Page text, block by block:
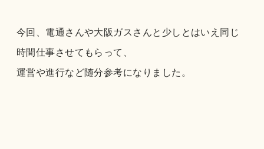
今回、電通さんや大阪ガスさんと少しとはいえ同じ
時間仕事させてもらって、
運営や進行など随分参考になりました。